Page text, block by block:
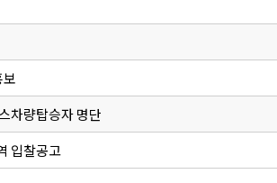
차량탑승자 명단
입찰공고